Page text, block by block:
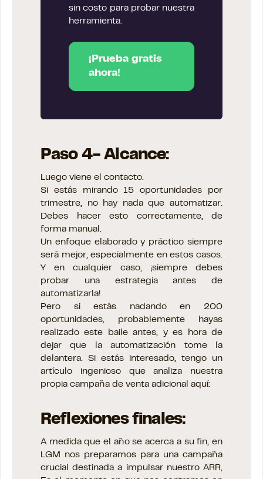
sin costo para probar nuestra
herramienta.
¡Prueba gratis
ahora!
Paso 4- Alcance:
Luego viene el contacto.
Si estás mirando 15 oportunidades por
trimestre, no hay nada que automatizar.
Debes hacer esto correctamente, de
forma manual.
Un enfoque elaborado y práctico siempre
será mejor, especialmente en estos casos.
Y en cualquier caso, ¡siempre debes
probar una estrategia antes de
automatizarla!
Pero si estás nadando en 200
oportunidades, probablemente hayas
realizado este baile antes, y es hora de
dejar que la automatización tome la
delantera. Si estás interesado, tengo un
artículo ingenioso que analiza nuestra
propia campaña de venta adicional aquí:
Reflexiones finales:
A medida que el año se acerca a su fin, en
LGM nos preparamos para una campaña
crucial destinada a impulsar nuestro ARR,